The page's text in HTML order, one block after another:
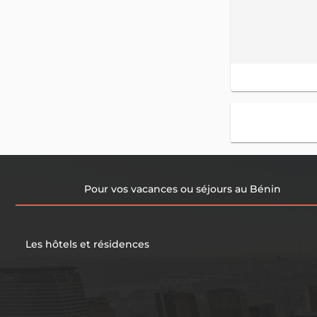
Pour vos vacances ou séjours au Bénin
Les hôtels et résidences